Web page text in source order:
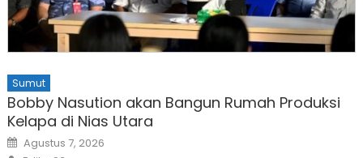
Sumut
Bobby Nasution akan Bangun Rumah Produksi
Kelapa di Nias Utara
Posted
on
Agustus 7, 2026